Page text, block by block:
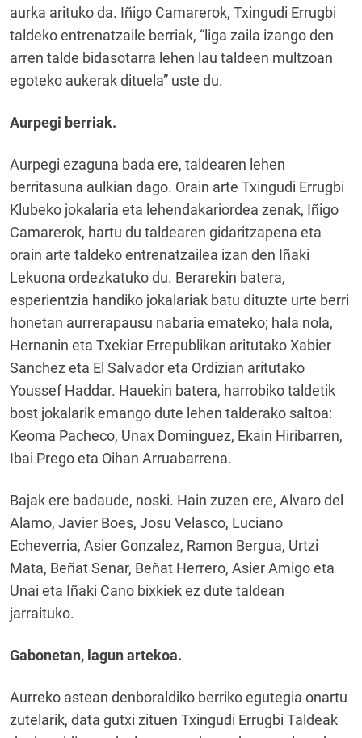
aurka arituko da. Iñigo Camarerok, Txingudi Errugbi
taldeko entrenatzaile berriak, “liga zaila izango den
arren talde bidasotarra lehen lau taldeen multzoan
egoteko aukerak dituela” uste du.
Aurpegi berriak.
Aurpegi ezaguna bada ere, taldearen lehen
berritasuna aulkian dago. Orain arte Txingudi Errugbi
Klubeko jokalaria eta lehendakariordea zenak, Iñigo
Camarerok, hartu du taldearen gidaritzapena eta
orain arte taldeko entrenatzailea izan den Iñaki
Lekuona ordezkatuko du. Berarekin batera,
esperientzia handiko jokalariak batu dituzte urte berri
honetan aurrerapausu nabaria emateko; hala nola,
Hernanin eta Txekiar Errepublikan aritutako Xabier
Sanchez eta El Salvador eta Ordizian aritutako
Youssef Haddar. Hauekin batera, harrobiko taldetik
bost jokalarik emango dute lehen talderako saltoa:
Keoma Pacheco, Unax Dominguez, Ekain Hiribarren,
Ibai Prego eta Oihan Arruabarrena.
Bajak ere badaude, noski. Hain zuzen ere, Alvaro del
Alamo, Javier Boes, Josu Velasco, Luciano
Echeverria, Asier Gonzalez, Ramon Bergua, Urtzi
Mata, Beñat Senar, Beñat Herrero, Asier Amigo eta
Unai eta Iñaki Cano bixkiek ez dute taldean
jarraituko.
Gabonetan, lagun artekoa.
Aurreko astean denboraldiko berriko egutegia onartu
zutelarik, data gutxi zituen Txingudi Errugbi Taldeak